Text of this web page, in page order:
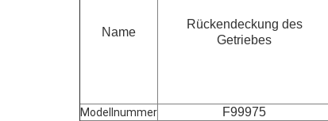
Name
Rückendeckung des
Getriebes
Modellnummer F99975